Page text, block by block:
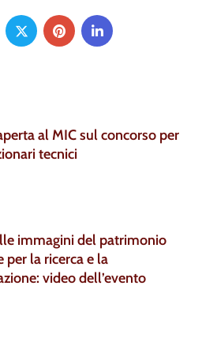
al MIC sul concorso per
tecnici
immagini del patrimonio
per la ricerca e la
video dell’evento